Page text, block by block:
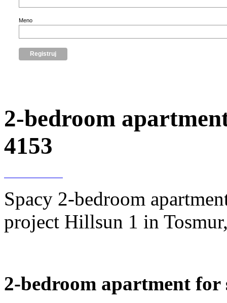
Meno
2-bedroom
4153
Spacy 2-bedroom
project Hillsun 1 in
2-bedroom apartment for